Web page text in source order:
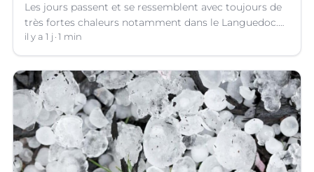
Les jours passent et se ressemblent avec toujours de
très fortes chaleurs notamment dans le Languedoc.
Jusqu’à quand ?
il y a 1 j 1 min